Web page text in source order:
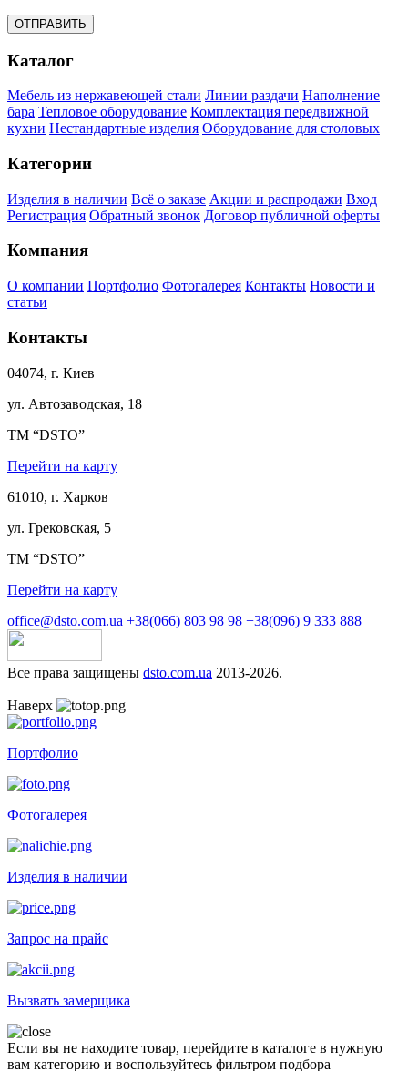
ОТПРАВИТЬ
Каталог
Мебель из нержавеющей стали Линии раздачи Наполнение
бара Тепловое оборудование Комплектация передвижной
кухни Нестандартные изделия Оборудование для столовых
Категории
Изделия в наличии Всё о заказе Акции и распродажи Вход
Регистрация Обратный звонок Договор публичной оферты
Компания
О компании Портфолио Фотогалерея Контакты Новости и
статьи
Контакты
04074, г. Киев
ул. Автозаводская, 18
ТМ “DSTO”
Перейти на карту
61010, г. Харков
ул. Грековская, 5
ТМ “DSTO”
Перейти на карту
office@dsto.com.ua +38(066) 803 98 98 +38(096) 9 333 888
Все права защищены dsto.com.ua 2013-2026.
Наверх
Портфолио
Фотогалерея
Изделия в наличии
Запрос на прайс
Вызвать замерщика
Если вы не находите товар, перейдите в каталоге в нужную
вам категорию и воспользуйтесь фильтром подбора